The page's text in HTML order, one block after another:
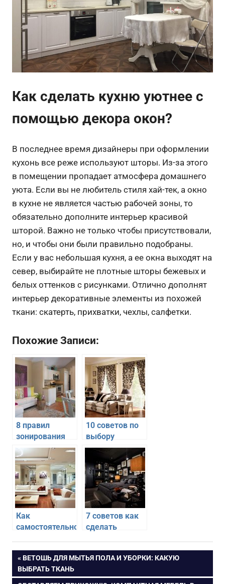
Как сделать кухню уютнее с
помощью декора окон?
В последнее время дизайнеры при оформлении
кухонь все реже используют шторы. Из-за этого
в помещении пропадает атмосфера домашнего
уюта. Если вы не любитель стиля хай-тек, а окно
в кухне не является частью рабочей зоны, то
обязательно дополните интерьер красивой
шторой. Важно не только чтобы присутствовали,
но, и чтобы они были правильно подобраны.
Если у вас небольшая кухня, а ее окна выходят на
север, выбирайте не плотные шторы бежевых и
белых оттенков с рисунками. Отлично дополнят
интерьер декоративные элементы из похожей
ткани: скатерть, прихватки, чехлы, салфетки.
Похожие Записи:
8 правил
зонирования
кухни в
хрущевке
10 советов по
выбору
текстиля для
уютной
гостиной
Как
самостоятельно
гостиную более
уютной
7 советов как
сделать
спальню в
темных тонах
Навигация
ПРЕДЫДУЩАЯ
ЗАПИСЬ:
ВЕТОШЬ ДЛЯ МЫТЬЯ ПОЛА И УБОРКИ: КАКУЮ
ВЫБРАТЬ ТКАНЬ